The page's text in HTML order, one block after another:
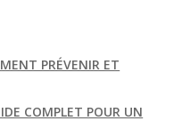
PRÉVENIR ET
COMPLET POUR UN